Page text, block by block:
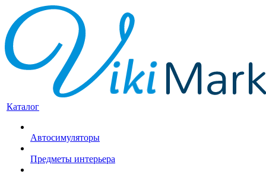
Каталог
Автосимуляторы
Предметы интерьера